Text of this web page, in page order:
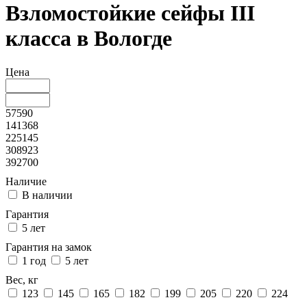
Взломостойкие сейфы III
класса в Вологде
Цена
57590
141368
225145
308923
392700
Наличие
В наличии
Гарантия
5 лет
Гарантия на замок
1 год
5 лет
Вес, кг
123
145 165 182 199 205 220
224